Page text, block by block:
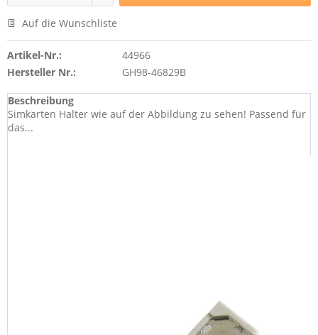
Auf die Wunschliste
Artikel-Nr.:
44966
Hersteller Nr.:
GH98-46829B
Beschreibung
Simkarten Halter wie auf der Abbildung zu sehen! Passend für
das...